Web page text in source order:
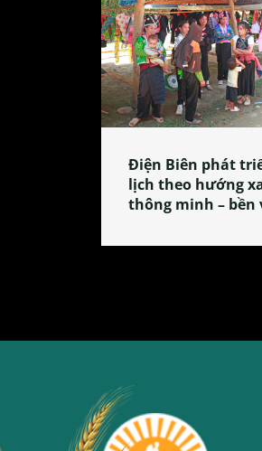
Điện Biên phát
lịch theo hướng
thông minh – bền